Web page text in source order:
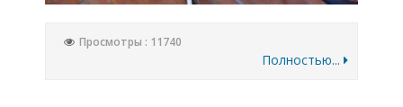
Просмотры : 11740
Полностью...